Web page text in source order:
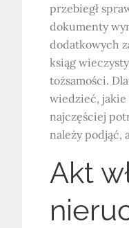
przebiegł
dokumenty
dodatkowych
ksiąg
tożsamości.
wiedzieć,
najczęściej
należy podjąć,
Akt